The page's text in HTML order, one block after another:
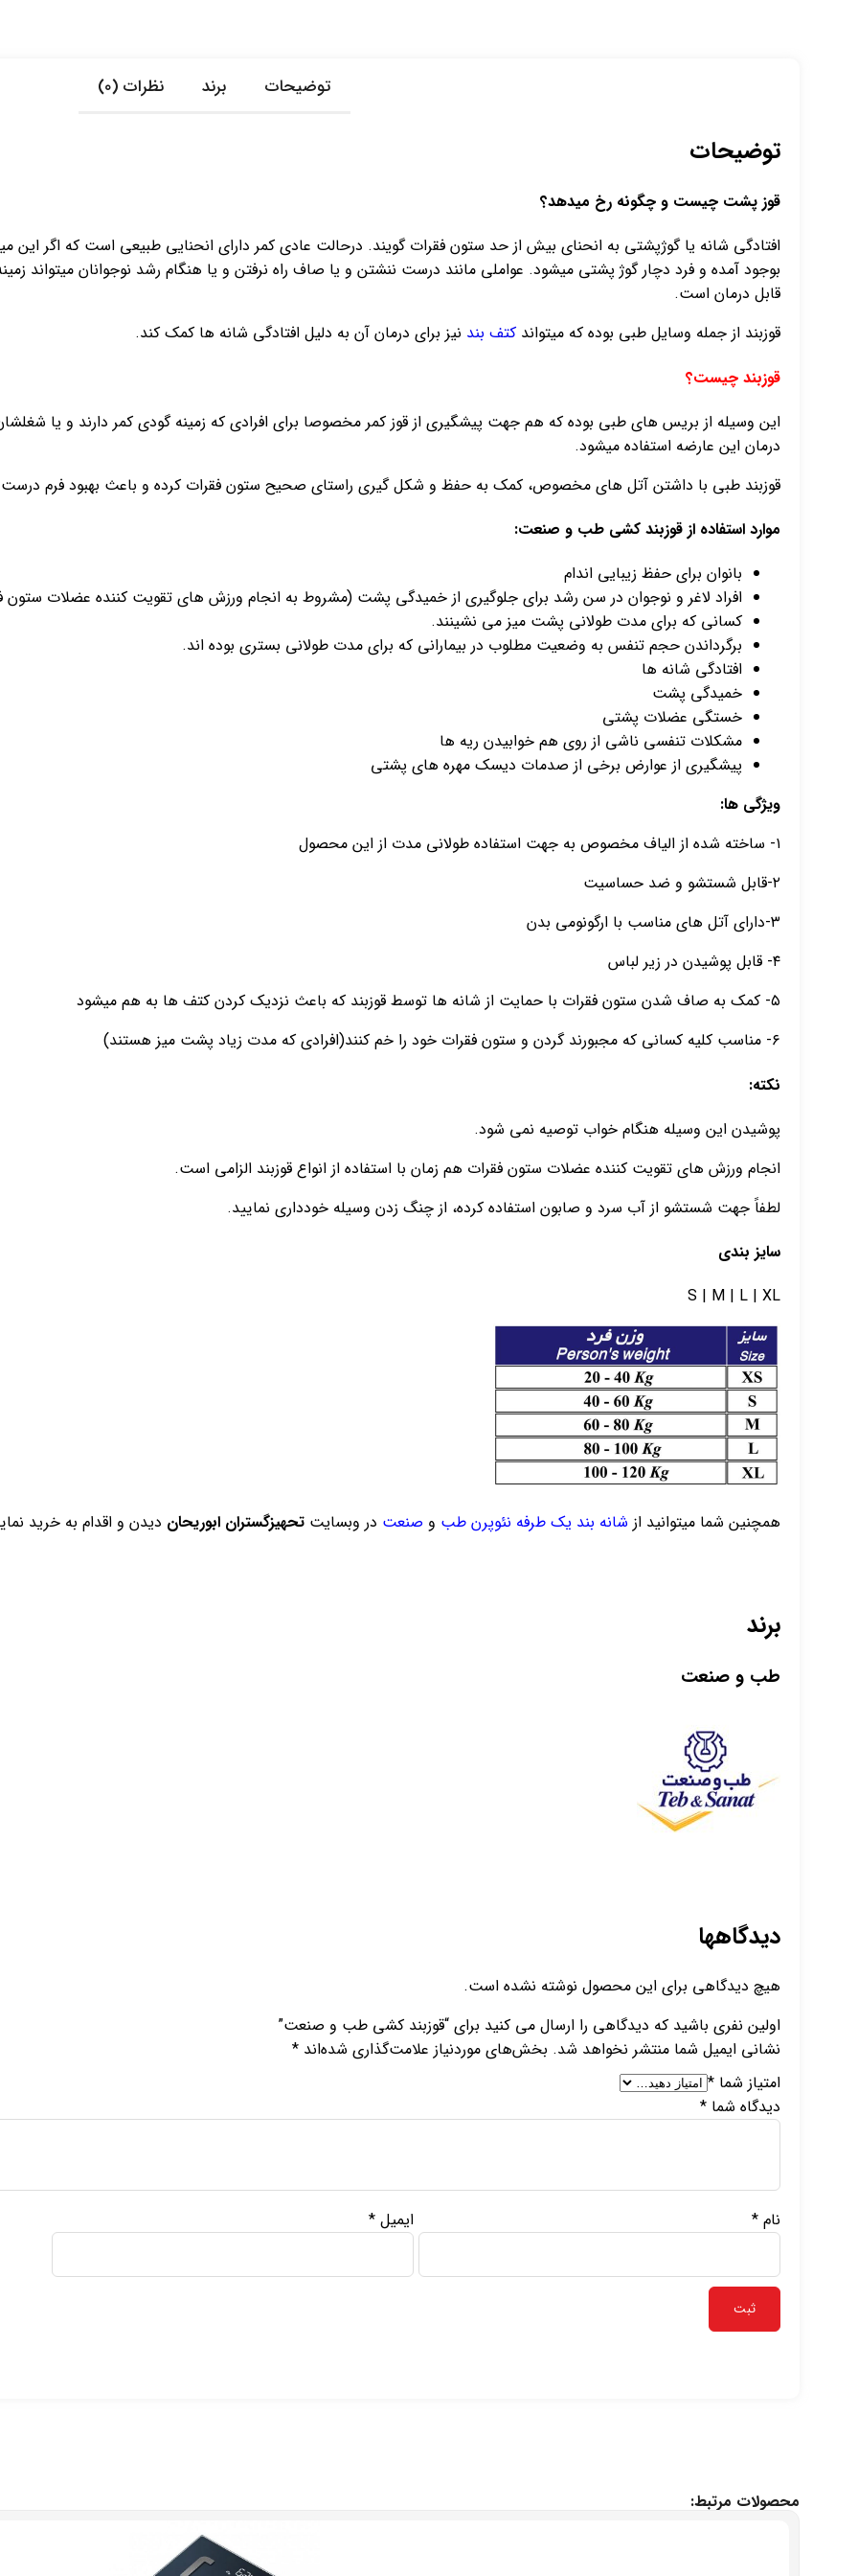
توضیحات برند نظرات (0)
توضیحات
قوز پشت چیست و چگونه رخ میدهد؟
بوجود آمده و فرد دچار گوژ پشتی میشود.‌ عواملی مانند درست ننشتن و یا صاف راه نرفتن و یا هنگام رشد نوجوانان میتواند
قابل درمان است.
قوزبند از جمله وسایل طبی بوده که میتواند کتف بند نیز برای درمان آن به دلیل افتادگی شانه ها کمک کند.
قوزبند چیست؟
این وسیله از بریس های طبی بوده که هم جهت پیشگیری از قوز کمر مخصوصا برای افرادی که زمینه گودی کمر دارند و یا
درمان این عارضه استفاده میشود.
قوزبند طبی با داشتن آتل های مخصوص، کمک به حفظ و شکل گیری راستای صحیح ستون فقرات کرده و باعث بهبود فرم
موارد استفاده از قوزبند کشی طب و صنعت:
بانوان برای حفظ زیبایی اندام
افراد لاغر و نوجوان در سن رشد برای جلوگیری از خمیدگی پشت (مشروط به انجام ورزش های تقویت کننده عضلات ستون
کسانی که برای مدت طولانی پشت میز می نشینند.
برگرداندن حجم تنفس به وضعیت مطلوب در بیمارانی که برای مدت طولانی بستری بوده اند.
افتادگی شانه ها
خمیدگی پشت
خستگی عضلات پشتی
مشکلات تنفسی ناشی از روی هم خوابیدن ریه ها
پیشگیری از عوارض برخی از صدمات دیسک مهره های پشتی
ویژگی ها:
۱- ساخته شده از الیاف مخصوص به جهت استفاده طولانی مدت از این محصول
۲-قابل شستشو و ضد حساسیت
۳-دارای آتل های مناسب با ارگونومی بدن
۴- قابل پوشیدن در زیر لباس
۵- کمک به صاف شدن ستون فقرات با حمایت از شانه ها توسط قوزبند که باعث نزدیک کردن کتف ها به هم میشود
۶- مناسب کلیه کسانی که مجبورند گردن و ستون فقرات خود را خم کنند(افرادی که مدت زیاد پشت میز هستند)
نکته:
پوشیدن این وسیله هنگام خواب توصیه نمی شود.
انجام ورزش های تقویت کننده عضلات ستون فقرات هم زمان با استفاده از انواع قوزبند الزامی است.
لطفاً جهت شستشو از آب سرد و صابون استفاده کرده، از چنگ زدن وسیله خودداری نمایید.
سایز بندی
S | M | L | XL
همچنین شما میتوانید از شانه بند یک طرفه نئوپرن طب و صنعت در وبسایت تحهیزگستران ابوریحان دیدن و اقدام به خرید
برند
طب و صنعت
دیدگاهها
هیچ دیدگاهی برای این محصول نوشته نشده است.
اولین نفری باشید که دیدگاهی را ارسال می کنید برای “قوزبند کشی طب و صنعت”
نشانی ایمیل شما منتشر نخواهد شد. بخش‌های موردنیاز علامت‌گذاری شده‌اند *
امتیاز شما *
دیدگاه شما *
نام * ایمیل*
محصولات مرتبط: